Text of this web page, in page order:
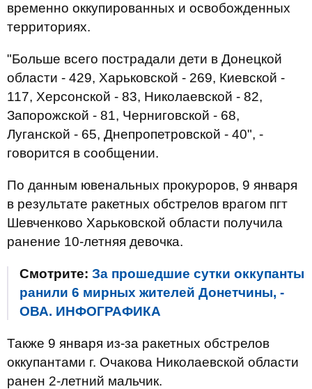
временно оккупированных и освобожденных
территориях.
"Больше всего пострадали дети в Донецкой
области - 429, Харьковской - 269, Киевской -
117, Херсонской - 83, Николаевской - 82,
Запорожской - 81, Черниговской - 68,
Луганской - 65, Днепропетровской - 40", -
говорится в сообщении.
По данным ювенальных прокуроров, 9 января
в результате ракетных обстрелов врагом пгт
Шевченково Харьковской области получила
ранение 10-летняя девочка.
Смотрите: За прошедшие сутки оккупанты
ранили 6 мирных жителей Донетчины, -
ОВА. ИНФОГРАФИКА
Также 9 января из-за ракетных обстрелов
оккупантами г. Очакова Николаевской области
ранен 2-летний мальчик.